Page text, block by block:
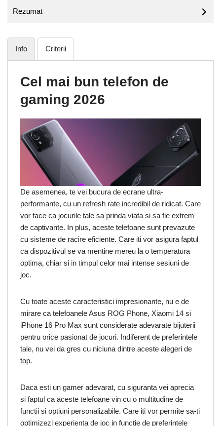
Rezumat
Info Criterii
Cel mai bun telefon de
gaming 2026
De asemenea, te vei bucura de ecrane ultra-
performante, cu un refresh rate incredibil de ridicat. Care
vor face ca jocurile tale sa prinda viata si sa fie extrem
de captivante. In plus, aceste telefoane sunt prevazute
cu sisteme de racire eficiente. Care iti vor asigura faptul
ca dispozitivul se va mentine mereu la o temperatura
optima, chiar si in timpul celor mai intense sesiuni de
joc.
Cu toate aceste caracteristici impresionante, nu e de
mirare ca telefoanele Asus ROG Phone, Xiaomi 14 si
iPhone 16 Pro Max sunt considerate adevarate bijuterii
pentru orice pasionat de jocuri. Indiferent de preferintele
tale, nu vei da gres cu niciuna dintre aceste alegeri de
top.
Daca esti un gamer adevarat, cu siguranta vei aprecia
si faptul ca aceste telefoane vin cu o multitudine de
functii si optiuni personalizabile. Care iti vor permite sa-ti
optimizezi experienta de joc in functie de preferintele